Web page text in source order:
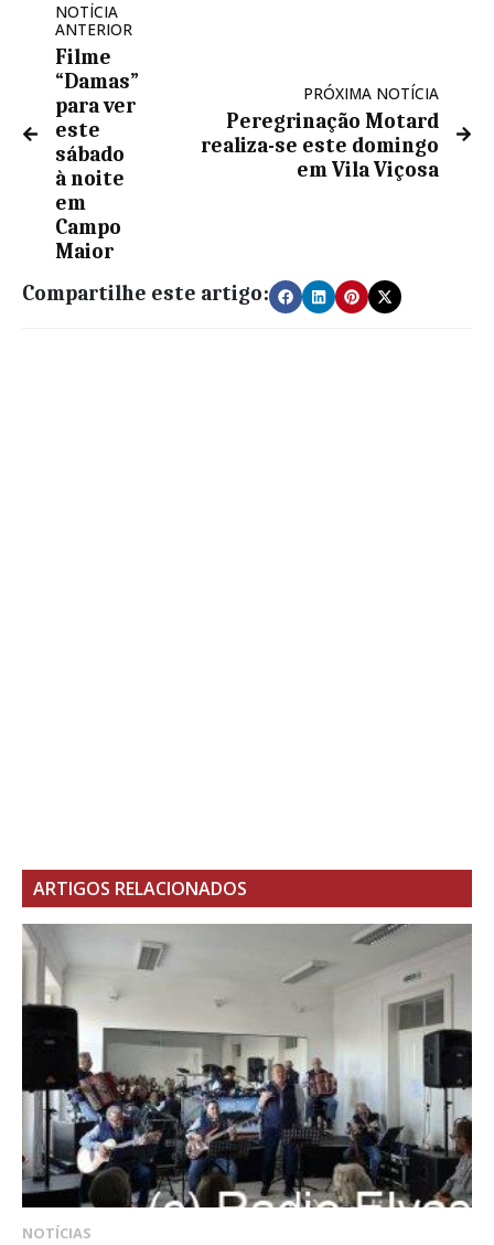
NOTÍCIA
ANTERIOR
Filme
“Damas”
para ver
este
sábado
à noite
em
Campo
Maior
PRÓXIMA NOTÍCIA
Peregrinação Motard
realiza-se este domingo
em Vila Viçosa
Compartilhe este artigo:
ARTIGOS RELACIONADOS
NOTÍCIAS